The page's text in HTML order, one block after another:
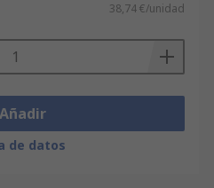
38,74 €/unidad
de datos